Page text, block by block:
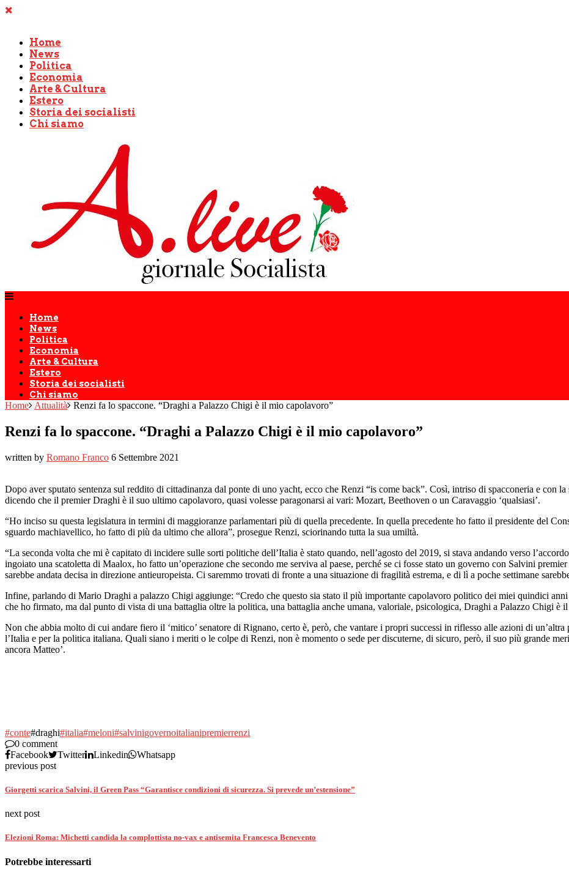
Home
News
Politica
Economia
Arte & Cultura
Estero
Storia dei socialisti
Chi siamo
Home
News
Politica
Economia
Arte & Cultura
Estero
Storia dei socialisti
Chi siamo
Home Attualità Renzi fa lo spaccone. “Draghi a Palazzo Chigi è il mio capolavoro”
Renzi fa lo spaccone. “Draghi a Palazzo Chigi è il mio capolavoro”
written by Romano Franco 6 Settembre 2021
Dopo aver sputato sentenza sul reddito di cittadinanza dal ponte di uno yacht, ecco che Renzi “is come back”. Così, intriso di spacconeria e con
dicendo che il premier Draghi è il suo ultimo capolavoro, quasi volesse paragonarsi ai vari: Mozart, Beethoven o un Caravaggio ‘qualsiasi’.
“Ho inciso su questa legislatura in termini di maggioranze parlamentari più di quella precedente. In quella precedente ho fatto il presidente del
sguardo machiavellico, ho fatto di più da ultimo che allora”, prosegue Renzi, sciorinando tutta la sua umiltà.
“La seconda volta che mi è capitato di incidere sulle sorti politiche dell’Italia è stato quando, nell’agosto del 2019, si stava andando verso
ingoiato una scatoletta di Maalox, ho fatto un’operazione che secondo me serviva al paese, perché se ci fosse stato un governo con Salvini
sarebbe andata decisa in direzione antieuropeista. Ci saremmo trovati di fronte a una situazione di fragilità estrema, e di lì a poche settimane
Infine, parlando di Mario Draghi a palazzo Chigi aggiunge: “Credo che questo sia stato il più importante capolavoro politico dei miei quindici
che ho firmato, ma dal punto di vista di una battaglia oltre la politica, una battaglia anche umana, valoriale, psicologica, Draghi a Palazzo Chigi è
Non che abbia molto di cui andare fiero il ‘mitico’ senatore di Rignano, certo è, però, che vantare i propri successi in riflesso alle azioni di
l’Italia e per la politica italiana. Quali siano i meriti o le colpe di Renzi, non è momento o sede per discuterne, di sicuro, però, il suo più grande
ancora Matteo’.
#conte#draghi#italia#meloni#salvinigovernoitalianipremierrenzi
0 comment
Facebook
Twitter Linkedin
Whatsapp
previous post
Giorgetti scarica Salvini, il Green Pass “Garantisce condizioni di sicurezza. Si prevede un’estensione”
next post
Elezioni Roma: Michetti candida la complottista no-vax e antisemita Francesca Benevento
Potrebbe interessarti